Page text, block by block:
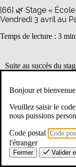
[66] 🌿 Stage «
Vendredi 3 avril au
Temps de lecture : 3
Suite au succès du
📅Vendredi 3 avril
🕘De 9h à 17h
🌳 Vous avez envie
Bonjour et
Veuillez saisir le
nous puissions
Code postal
l'étranger
Fermer Valider